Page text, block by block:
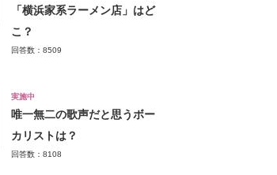
「横浜家系ラーメン店」はど
こ？
回答数：8509
実施中
唯一無二の歌声だと思うボー
カリストは？
回答数：8108